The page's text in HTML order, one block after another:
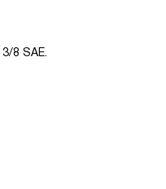
8 SAE.
R12, R134a, R22,